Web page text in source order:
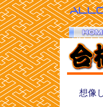
想像